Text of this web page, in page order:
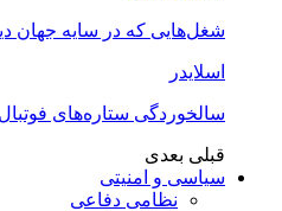
شغل‌‌هایی که در سایه جهان
اسلایدر
سالخوردگی ستاره‌های فوتبال
قبلی بعدی
سیاسی و امنیتی
نظامی دفاعی